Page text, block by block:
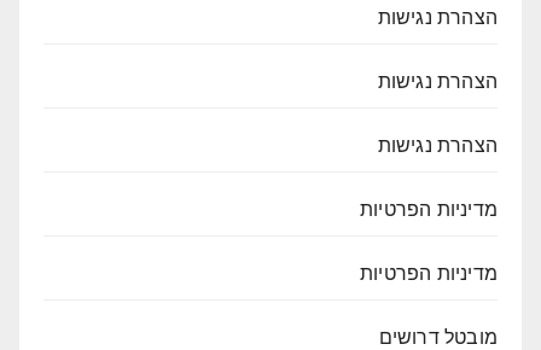
הצהרת נגישות
הצהרת נגישות
הצהרת נגישות
מדיניות הפרטיות
מדיניות הפרטיות
מובטל דרושים